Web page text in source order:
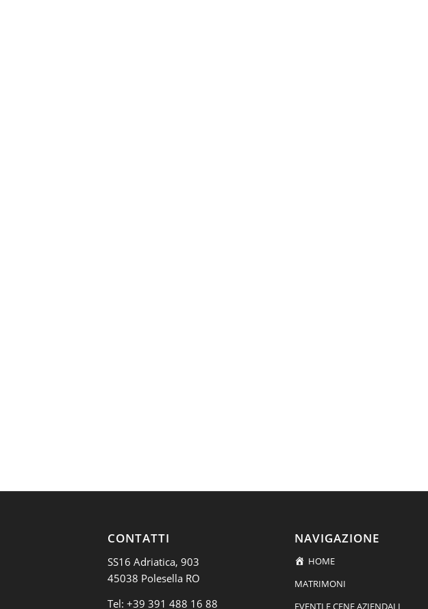
CONTATTI
SS16 Adriatica, 903
45038 Polesella RO
Tel: +39 391 488 16 88
NAVIGAZIONE
HOME
MATRIMONI
EVENTI E CENE AZIENDALI